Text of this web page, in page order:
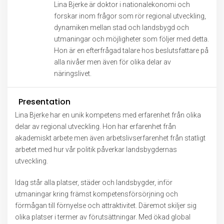
Lina Bjerke är doktor i nationalekonomi och
forskar inom frågor som rör regional utveckling,
dynamiken mellan stad och landsbygd och
utmaningar och möjligheter som följer med detta.
Hon är en efterfrågad talare hos beslutsfattare på
alla nivåer men även för olika delar av
näringslivet.
Presentation
Lina Bjerke har en unik kompetens med erfarenhet från olika
delar av regional utveckling. Hon har erfarenhet från
akademiskt arbete men även arbetslivserfarenhet från statligt
arbetet med hur vår politik påverkar landsbygdernas
utveckling.
Idag står alla platser, städer och landsbygder, inför
utmaningar kring främst kompetensförsörjning och
förmågan till förnyelse och attraktivitet. Däremot skiljer sig
olika platser i termer av förutsättningar. Med ökad global